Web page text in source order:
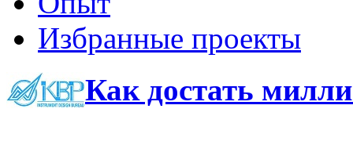
Избранные проекты
Как достать